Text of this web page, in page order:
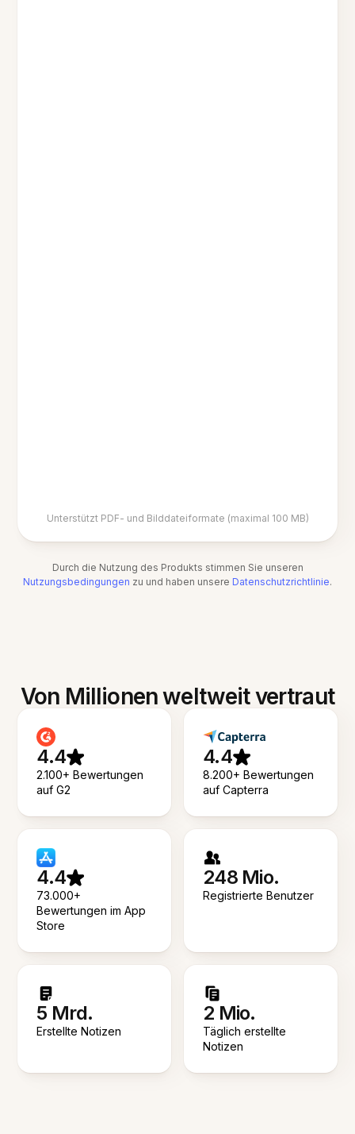
Unterstützt PDF- und Bilddateiformate (maximal 100 MB)
Durch die Nutzung des Produkts stimmen Sie unseren
Nutzungsbedingungen zu und haben unsere Datenschutzrichtlinie.
Von Millionen weltweit vertraut
4.4
2.100+ Bewertungen
auf G2
4.4
8.200+ Bewertungen
auf Capterra
4.4
73.000+
Bewertungen im App
Store
248 Mio.
Registrierte Benutzer
5 Mrd.
Erstellte Notizen
2 Mio.
Täglich erstellte
Notizen